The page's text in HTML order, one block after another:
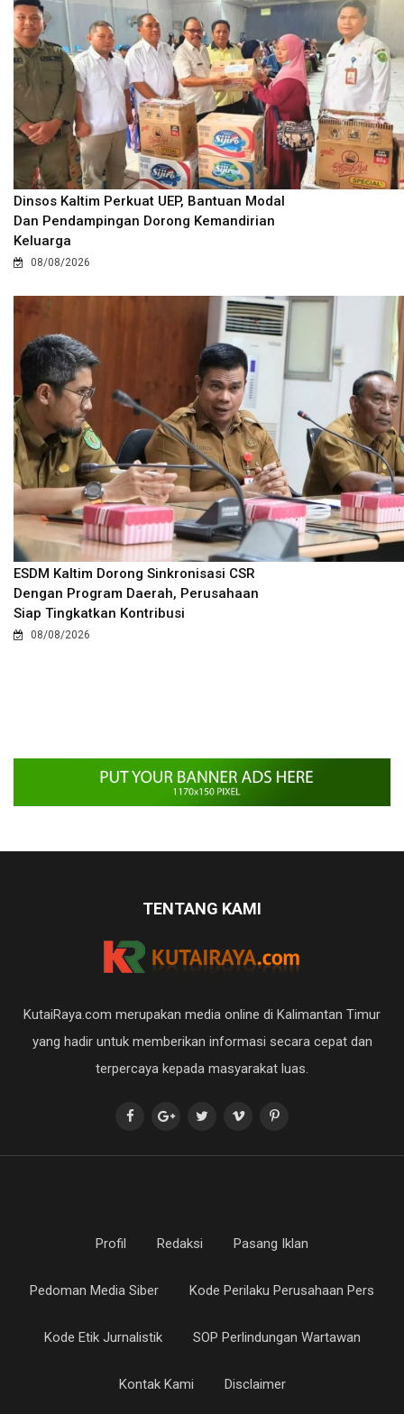
Dinsos Kaltim Perkuat UEP, Bantuan Modal
Dan Pendampingan Dorong Kemandirian
Keluarga
08/08/2026
ESDM Kaltim Dorong Sinkronisasi CSR
Dengan Program Daerah, Perusahaan
Siap Tingkatkan Kontribusi
08/08/2026
TENTANG KAMI
KutaiRaya.com merupakan media online di Kalimantan Timur
yang hadir untuk memberikan informasi secara cepat dan
terpercaya kepada masyarakat luas.
Profil Redaksi Pasang Iklan
Pedoman Media Siber Kode Perilaku Perusahaan Pers
Kode Etik Jurnalistik SOP Perlindungan Wartawan
Kontak Kami Disclaimer